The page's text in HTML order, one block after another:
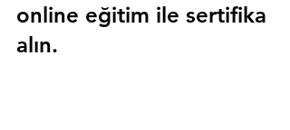
online eğitim ile sertifika
alın.